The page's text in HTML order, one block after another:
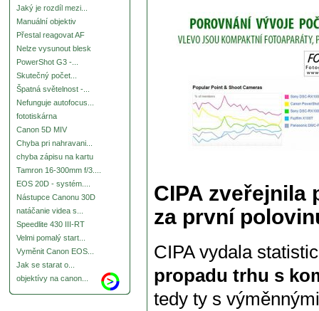
Jaký je rozdíl mezi...
Manuální objektiv
Přestal reagovat AF
Nelze vysunout blesk
PowerShot G3 -...
Skutečný počet...
Špatná světelnost -...
Nefunguje autofocus...
fototiskárna
Canon 5D MIV
Chyba pri nahravani...
chyba zápisu na kartu
Tamron 16-300mm f/3....
EOS 20D - systém....
Nástupce Canonu 30D
natáčanie videa s...
Speedlite 430 III-RT
Velmi pomalý start...
Vyměnit Canon EOS...
Jak se starat o...
objektívy na canon...
CIPA zveřejnila
za první
CIPA vydala
propadu trhu s
tedy ty s